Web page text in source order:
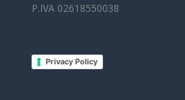
P.IVA 02618550038
Privacy Policy